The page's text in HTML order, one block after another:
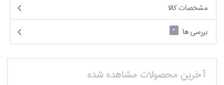
مشخصات کالا
بررسی ها
0
آخرین محصولات مشاهده شده